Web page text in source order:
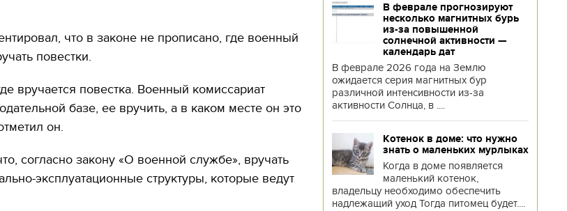
что в законе не прописано, где военный
повестки.
вручается повестка. Военный комиссариат
базе, ее вручить, а в каком месте он это
он.
согласно закону «О военной службе», вручать
эксплуатационные структуры, которые ведут
В феврале прогнозируют
несколько магнитных бурь
из-за повышенной
солнечной активности —
календарь дат
В феврале 2026 года на Землю
ожидается серия магнитных бур
различной интенсивности из-за
активности Солнца, в ....
Котенок в доме: что нужно
знать о маленьких мурлыках
Когда в доме появляется
маленький котенок,
владельцу необходимо обеспечить
надлежащий уход Тогда питомец будет....